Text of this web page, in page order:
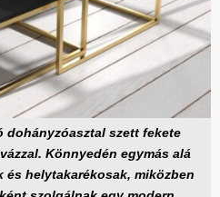
dohányzóasztal szett fekete
Könnyedén egymás alá
helytakarékosak, miközben